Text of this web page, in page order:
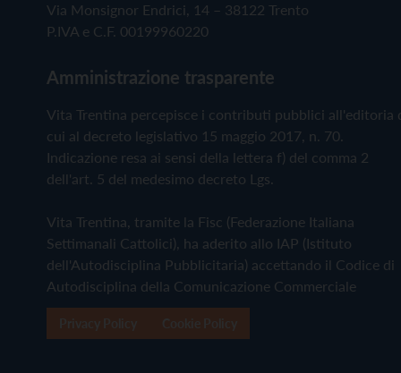
Via Monsignor Endrici, 14 – 38122 Trento
P.IVA e C.F. 00199960220
Amministrazione trasparente
Vita Trentina percepisce i contributi pubblici all'editoria
cui al decreto legislativo 15 maggio 2017, n. 70.
Indicazione resa ai sensi della lettera f) del comma 2
dell'art. 5 del medesimo decreto Lgs.
Vita Trentina, tramite la Fisc (Federazione Italiana
Settimanali Cattolici), ha aderito allo IAP (Istituto
dell'Autodisciplina Pubblicitaria) accettando il Codice di
Autodisciplina della Comunicazione Commerciale